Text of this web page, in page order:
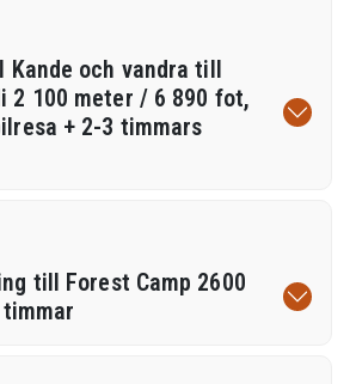
Kande och vandra till
2 100 meter / 6 890 fot,
+ 2-3 timmars
till Forest Camp 2600